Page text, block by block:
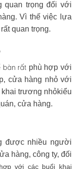
quan trọng đối với
Vì thế việc lựa
quan trọng.
bàn rất phù hợp với
cửa hàng nhỏ với
trương nhỏkiểu
cửa hàng.
được nhiều người
hàng, công ty, đối
với các buổi khai